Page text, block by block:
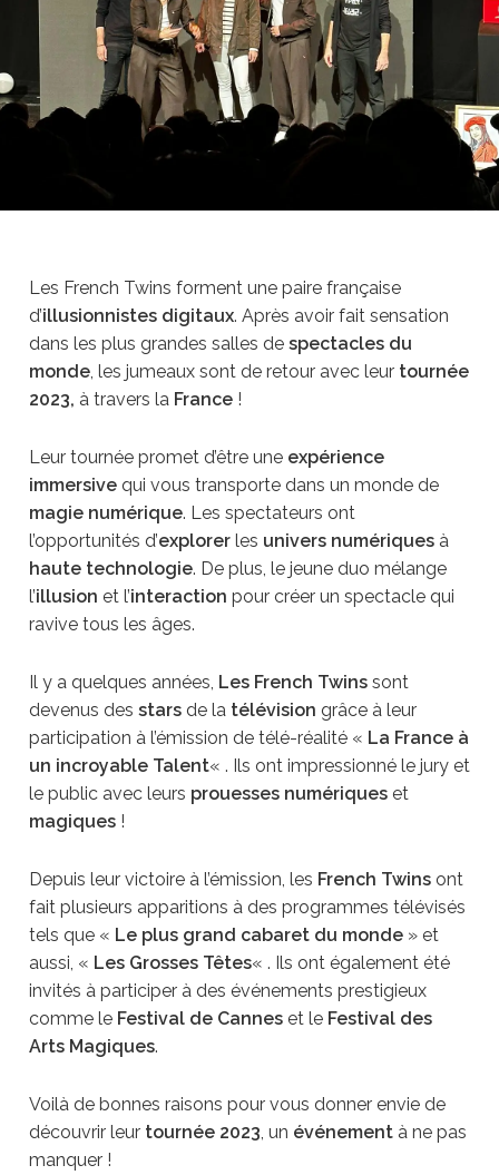
Les French Twins forment une paire française
d’illusionnistes digitaux. Après avoir fait sensation
dans les plus grandes salles de spectacles du
monde, les jumeaux sont de retour avec leur tournée
2023, à travers la France!
Leur tournée promet d’être une expérience
immersivequi vous transporte dans un monde de
magie numérique. Les spectateurs ont
l’opportunités d’explorerles univers numériquesà
haute technologie. De plus, le jeune duo mélange
l’illusion et l’interaction pour créer un spectacle qui
ravive tous les âges.
Il y a quelques années, Les French Twinssont
devenus des starsde la télévision grâce à leur
participation à l’émission de télé-réalité « La France à
un incroyable Talent« . Ils ont impressionné le jury et
le public avec leurs prouesses numériqueset
magiques!
Depuis leur victoire à l’émission, les French Twinsont
fait plusieurs apparitions à des programmes télévisés
tels que « Le plus grand cabaret du monde» et
aussi, « Les Grosses Têtes« . Ils ont également été
invités à participer à des événements prestigieux
comme le Festival de Canneset le Festival des
Arts Magiques.
Voilà de bonnes raisons pour vous donner envie de
découvrir leur tournée 2023, un événementà ne pas
manquer !